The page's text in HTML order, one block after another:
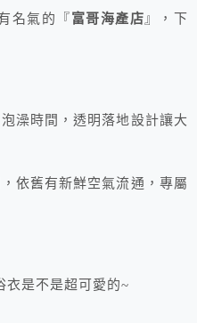
名氣的『富哥海產店』，下
澡時間，透明落地設計讓大
依舊有新鮮空氣流通，專屬
衣是不是超可愛的~